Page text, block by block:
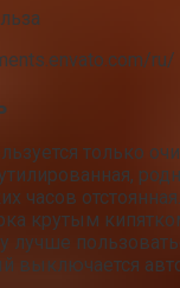
ru/
только
часов
крутым
лучше
выключается